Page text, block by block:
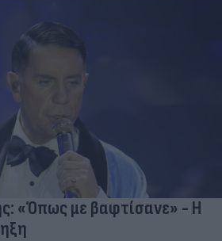
«Όπως με βαφτίσανε» - Η